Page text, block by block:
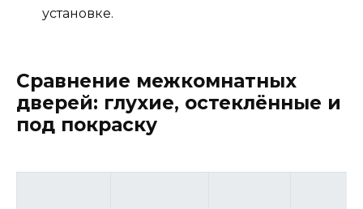
установке.
Сравнение межкомнатных
дверей: глухие, остеклённые и
под покраску